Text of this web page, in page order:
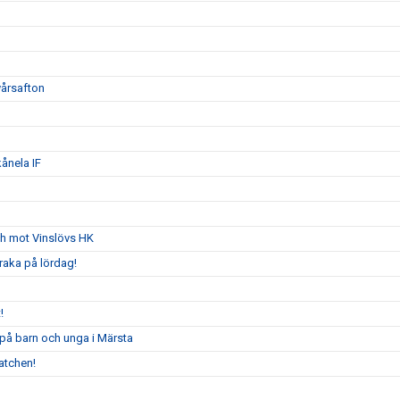
IF
mot Vinslövs HK
på lördag!
barn och unga i Märsta